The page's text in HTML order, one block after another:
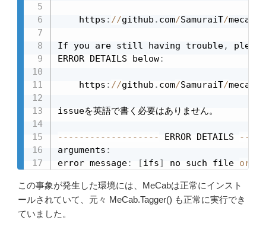
    https
: //github . com/SamuraiT/mecab
If you are still having trouble,
ERROR DETAILS below:
    https
: //github . com/SamuraiT/mecab
issueを英語で書く必要はありません。
- - - - - - - - - - - - - - - - - - - ERROR DETAILS - -
arguments :
error message: [ifs] no such file or
この事象が発生した環境には、MeCabは正常にインスト
ールされていて、元々 MeCab.Tagger() も正常に実行でき
ていました。